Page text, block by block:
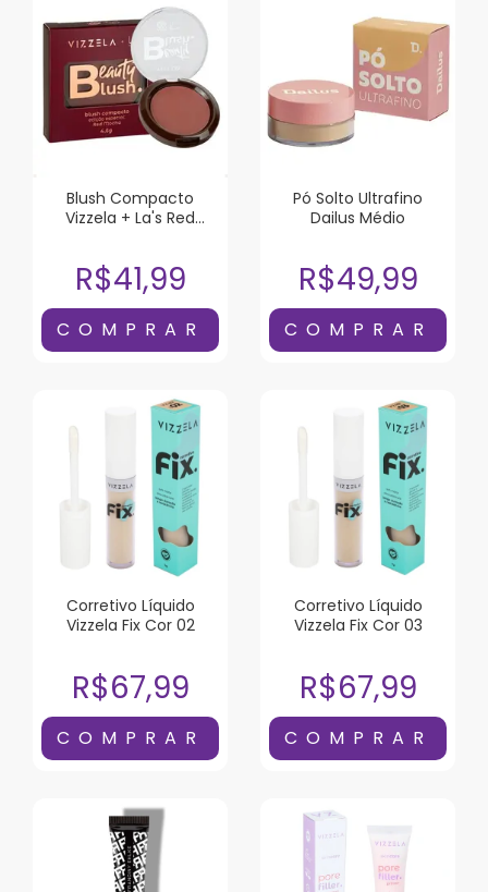
Blush Compacto
Vizzela + La's Red
R$41,99
Pó Solto Ultrafino
Dailus Médio
R$49,99
Corretivo Líquido
Vizzela Fix Cor 02
R$67,99
Corretivo Líquido
Vizzela Fix Cor 03
R$67,99